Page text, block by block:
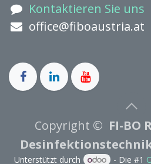
Kontaktieren Sie uns
office@fiboaustria.at
Copyright © FI-BO
Desinfektionstechnik
Unterstützt durch - Die #1